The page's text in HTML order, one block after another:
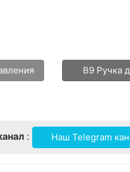
B9 Ручка
: Наш Telegram